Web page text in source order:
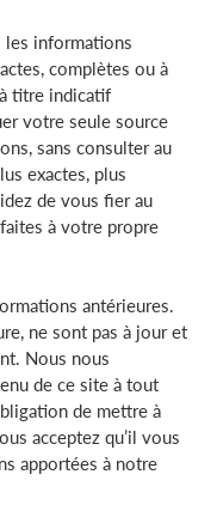
les informations
complètes ou à
titre indicatif
votre seule source
sans consulter au
exactes, plus
de vous fier au
à votre propre
antérieures.
ne sont pas à jour et
Nous nous
de ce site à tout
de mettre à
acceptez qu’il vous
apportées à notre